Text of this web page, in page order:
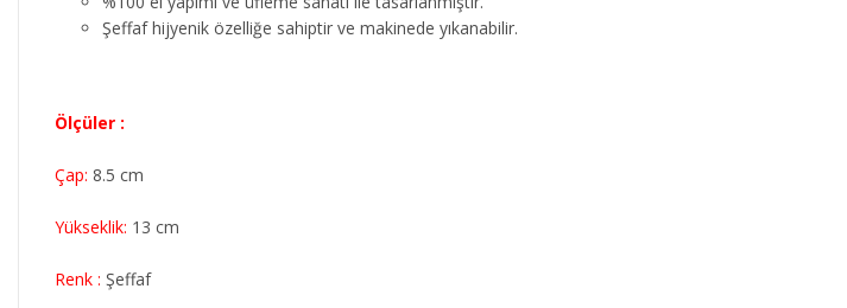
Şeffaf hijyenik özelliğe sahiptir ve makinede yıkanabilir.
Ölçüler :
Çap: 8.5 cm
Yükseklik: 13 cm
Renk : Şeffaf